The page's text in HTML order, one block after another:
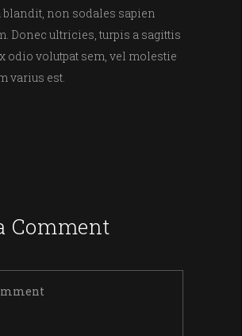
blandit, non sodales sapien
Donec ultricies, turpis a sagittis
odio volutpat sem, vel molestie
varius est.
Comment